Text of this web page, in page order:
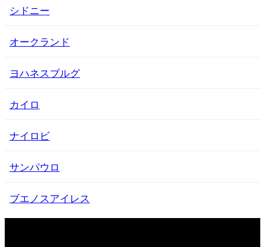
シドニー
オークランド
ヨハネスブルグ
カイロ
ナイロビ
サンパウロ
ブエノスアイレス